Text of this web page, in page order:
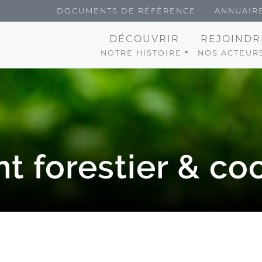
Menu du
DOCUMENTS DE RÉFÉRENCE
Navigation
DÉCOUVRIR
NOTRE HISTOIRE NOS
forestier &